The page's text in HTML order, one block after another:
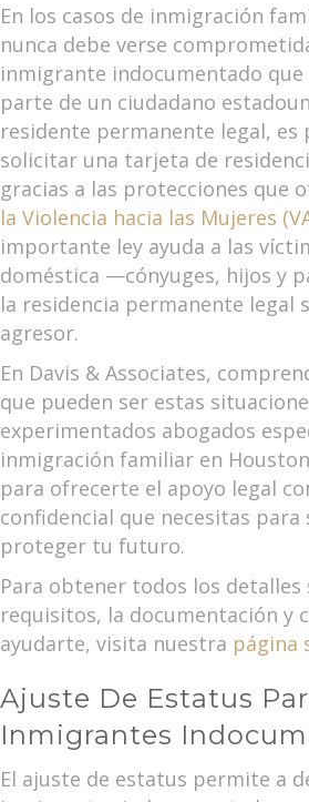
En los casos de inmigración
nunca debe verse
inmigrante indocumentado
parte de un ciudadano
residente permanente legal, es
solicitar una tarjeta de
gracias a las protecciones que
la Violencia hacia las Mujeres
importante ley ayuda a las
doméstica —cónyuges, hijos y
la residencia permanente legal
agresor.
En Davis & Associates,
que pueden ser estas
experimentados abogados
inmigración familiar en
para ofrecerte el apoyo legal
confidencial que necesitas
proteger tu futuro.
Para obtener todos los detalles
requisitos, la documentación y
ayudarte, visita nuestra página
Ajuste De Estatus
Inmigrantes
El ajuste de estatus permite a